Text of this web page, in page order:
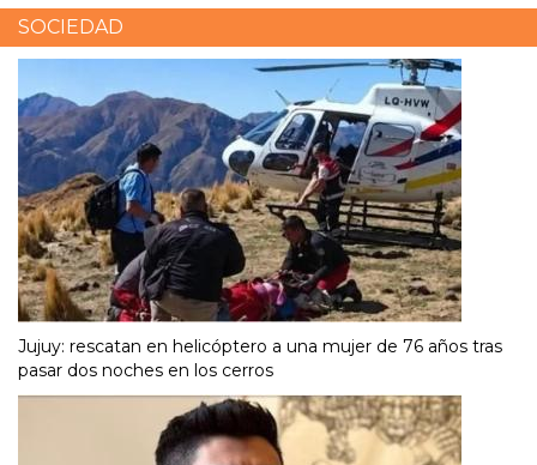
SOCIEDAD
Jujuy: rescatan en helicóptero a una mujer de 76 años tras
pasar dos noches en los cerros